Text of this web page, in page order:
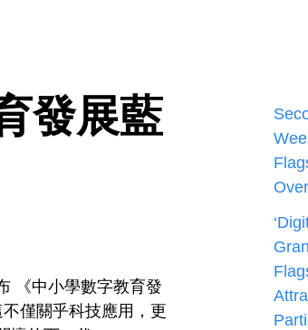
發展藍
《中小學數字教育發
僅關乎科技應用，更